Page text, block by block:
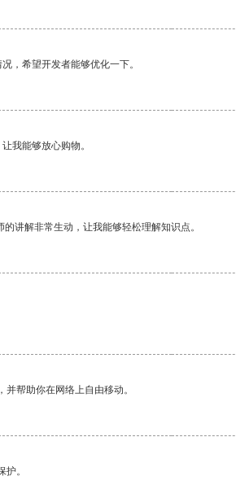
，希望开发者能够优化一下。
我能够放心购物。
讲解非常生动，让我能够轻松理解知识点。
帮助你在网络上自由移动。
。